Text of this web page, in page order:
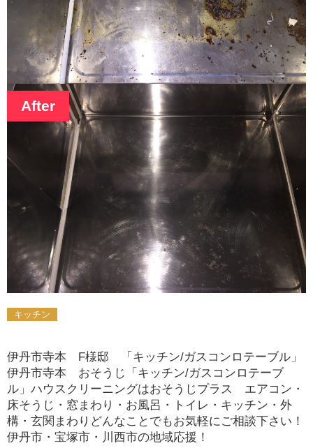
After
キッチン
伊丹市寺本 F様邸 「キッチン/ガスコンロテーブル」
伊丹市寺本 おそうじ「キッチン/ガスコンロテーブ
ル」ハウスクリーニングはおそうじプラス エアコン・
床そうじ・窓まわり・お風呂・トイレ・キッチン・外
構・玄関まわりどんなことでもお気軽にご相談下さい！
伊丹市・宝塚市・川西市の地域応援！